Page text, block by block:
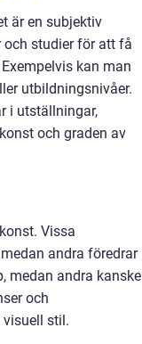
är en subjektiv
och studier för att få
kan man
utbildningsnivåer.
i utställningar,
och graden av
Vissa
andra föredrar
medan andra kanske
och
stil.